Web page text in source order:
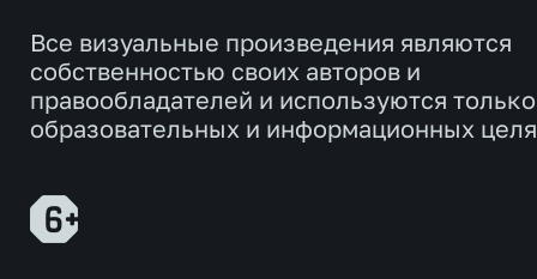
Все визуальные произведения являются
собственностью своих авторов и
правообладателей и используются
образовательных и информационных